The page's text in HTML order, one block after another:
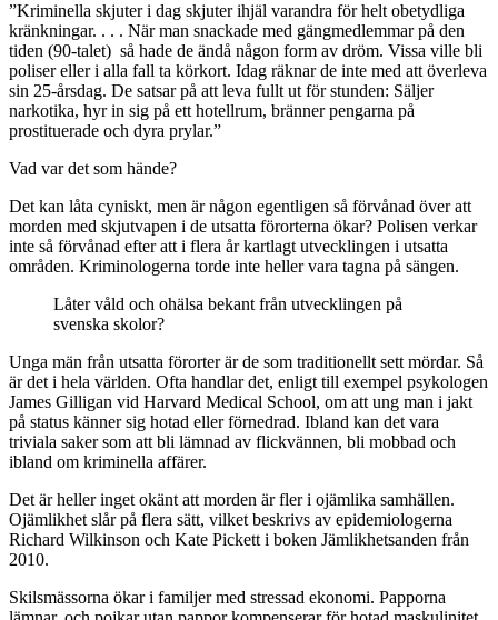
”Kriminella skjuter i dag skjuter ihjäl varandra för helt obetydliga
kränkningar. . . . När man snackade med gängmedlemmar på den
tiden (90-talet) så hade de ändå någon form av dröm. Vissa ville bli
poliser eller i alla fall ta körkort. Idag räknar de inte med att överleva
sin 25-årsdag. De satsar på att leva fullt ut för stunden: Säljer
narkotika, hyr in sig på ett hotellrum, bränner pengarna på
prostituerade och dyra prylar.”
Vad var det som hände?
Det kan låta cyniskt, men är någon egentligen så förvånad över att
morden med skjutvapen i de utsatta förorterna ökar? Polisen verkar
inte så förvånad efter att i flera år kartlagt utvecklingen i utsatta
områden. Kriminologerna torde inte heller vara tagna på sängen.
Låter våld och ohälsa bekant från utvecklingen på
svenska skolor?
Unga män från utsatta förorter är de som traditionellt sett mördar. Så
är det i hela världen. Ofta handlar det, enligt till exempel psykologen
James Gilligan vid Harvard Medical School, om att ung man i jakt
på status känner sig hotad eller förnedrad. Ibland kan det vara
triviala saker som att bli lämnad av flickvännen, bli mobbad och
ibland om kriminella affärer.
Det är heller inget okänt att morden är fler i ojämlika samhällen.
Ojämlikhet slår på flera sätt, vilket beskrivs av epidemiologerna
Richard Wilkinson och Kate Pickett i boken Jämlikhetsanden från
2010.
Skilsmässorna ökar i familjer med stressad ekonomi. Papporna